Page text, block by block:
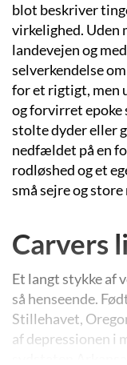
blot beskriver
virkelighed. Uden
landevejen og
selverkendelse
for et rigtigt, men
og forvirret epoke
stolte dyder eller
nedfældet på en
rodløshed og et
små sejre og store
Carvers
Et langt stykke af
så henseende.
Stillehavet,
af depressionen i